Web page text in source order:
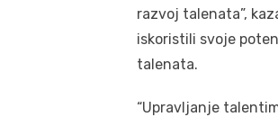
razvoj talenata”,
iskoristili svoje
talenata.
“Upravljanje